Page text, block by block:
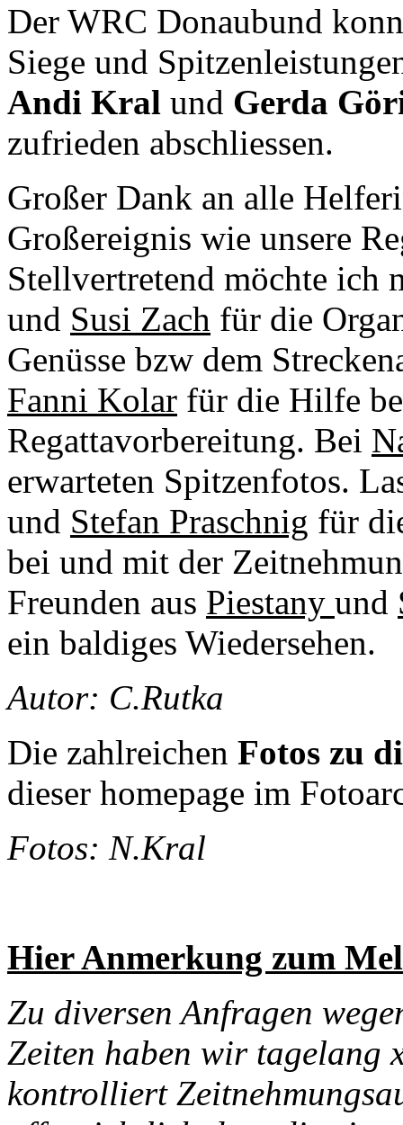
Der WRC Donaubund
Siege und
Andi Kral und Gerda
zufrieden abschliessen.
Großer Dank an alle
Großereignis wie unsere
Stellvertretend möchte ich
und Susi Zach für die
Genüsse bzw dem
Fanni Kolar für die Hilfe
Regattavorbereitung. Bei
erwarteten Spitzenfotos.
und Stefan Praschnig für
bei und mit der
Freunden aus Piestany und
ein baldiges Wiedersehen.
Autor: C.Rutka
Die zahlreichen Fotos zu
dieser homepage im
Fotos: N.Kral
Hier Anmerkung zum
Zu diversen Anfragen
Zeiten haben wir tagelang
kontrolliert